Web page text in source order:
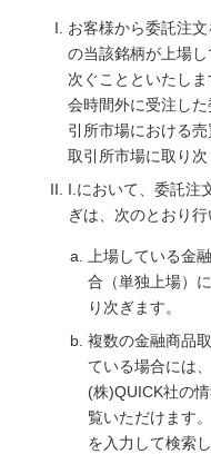
お客様から委託注
の当該銘柄が上場
次ぐことといたし
会時間外に受注し
引所市場における
取引所市場に取り次
I.において、委託注
ぎは、次のとおり行
上場している金
合（単独上場）
り次ぎます。
複数の金融商品
ている場合には
(株)QUICK社の
覧いただけます
を入力して検索